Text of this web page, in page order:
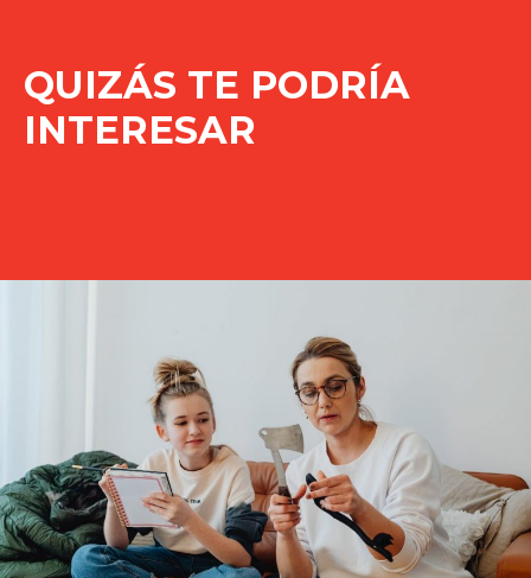
QUIZÁS TE PODRÍA
INTERESAR